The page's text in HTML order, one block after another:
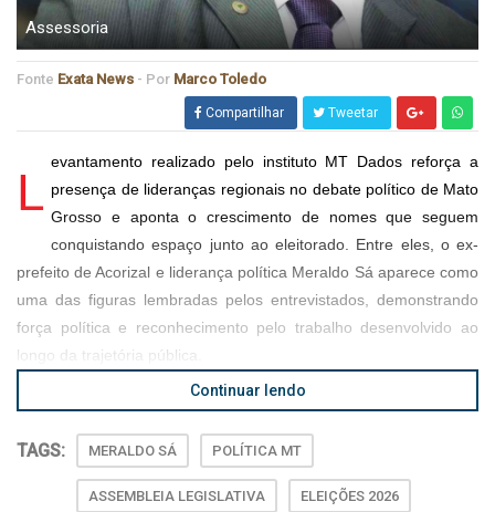
Assessoria
Fonte Exata News - Por Marco Toledo
Compartilhar Tweetar
L
evantamento realizado pelo instituto MT Dados reforça a
presença de lideranças regionais no debate político de Mato
Grosso e aponta o crescimento de nomes que seguem
conquistando espaço junto ao eleitorado. Entre eles, o ex-
prefeito de Acorizal e liderança política Meraldo Sá aparece como
uma das figuras lembradas pelos entrevistados, demonstrando
força política e reconhecimento pelo trabalho desenvolvido ao
longo da trajetória pública.
Continuar lendo
TAGS: MERALDO SÁ POLÍTICA MT
ASSEMBLEIA LEGISLATIVA ELEIÇÕES 2026